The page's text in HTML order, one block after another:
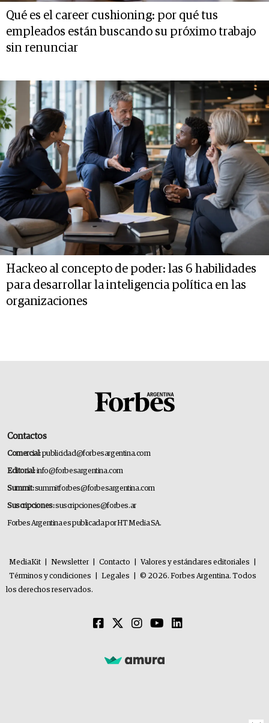
Qué es el career cushioning: por qué tus
empleados están buscando su próximo trabajo
sin renunciar
Hackeo al concepto de poder: las 6 habilidades
para desarrollar la inteligencia política en las
organizaciones
Contactos
Comercial:publicidad@forbesargentina.com
Editorial:info@forbesargentina.com
Summit:summitforbes@forbesargentina.com
Suscripciones:suscripciones@forbes.ar
Forbes Argentina es publicada por HT Media SA.
MediaKit Newsletter Contacto Valores y estándares editoriales
Términos y condiciones
Legales
© 2026. Forbes Argentina. Todos
los derechos reservados.